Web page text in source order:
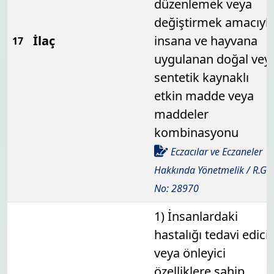
17 İlaç
düzenlemek veya
değiştirmek
insana ve hayvana
uygulanan doğal
sentetik kaynaklı
etkin madde veya
maddeler
kombinasyonu
Eczacılar ve Eczaneler
Hakkında Yönetmelik / R.G.
No: 28970
1) İnsanlardaki
hastalığı tedavi edici
veya önleyici